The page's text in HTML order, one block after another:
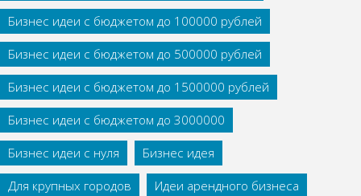
Бизнес идеи с бюджетом до 100000 рублей
Бизнес идеи с бюджетом до 500000 рублей
Бизнес идеи с бюджетом до 1500000 рублей
Бизнес идеи с бюджетом до 3000000
Бизнес идеи с нуля
Бизнес идея
Для крупных городов
Идеи арендного бизнеса